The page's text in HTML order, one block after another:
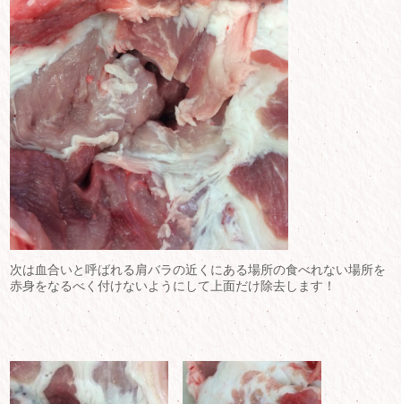
次は血合いと呼ばれる肩バラの近くにある場所の食べれない場所を
赤身をなるべく付けないようにして上面だけ除去します！